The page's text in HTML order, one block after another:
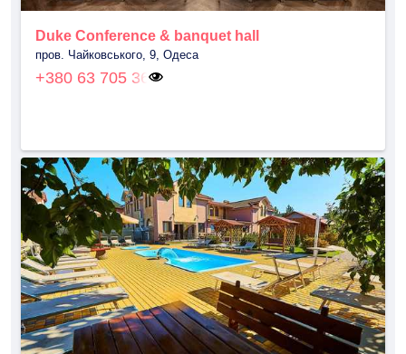
Duke Conference & banquet hall
пров. Чайковського, 9, Одеса
+380 63 705 36